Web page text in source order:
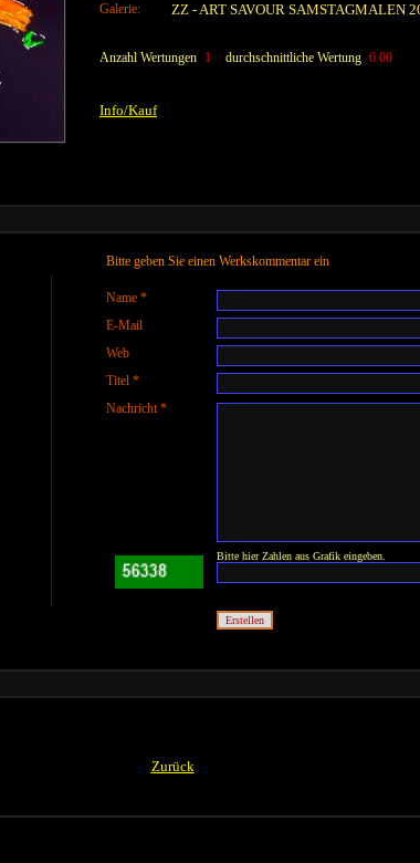
Galerie:
ZZ - ART SAVOUR SAMSTAGMALEN
Anzahl Wertungen 1 durchschnittliche Wertung 6.00
Info/Kauf
Bitte geben Sie einen Werkskommentar ein
Name *
E-Mail
Web
Titel *
Nachricht *
Bitte hier Zahlen aus Grafik eingeben.
Zurück